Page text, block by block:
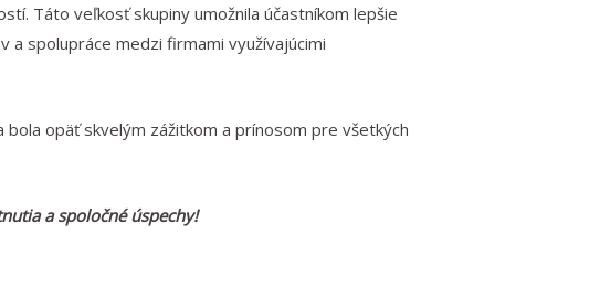
Táto veľkosť skupiny umožnila účastníkom lepšie
a spolupráce medzi firmami využívajúcimi
bola opäť skvelým zážitkom a prínosom pre všetkých
a spoločné úspechy!